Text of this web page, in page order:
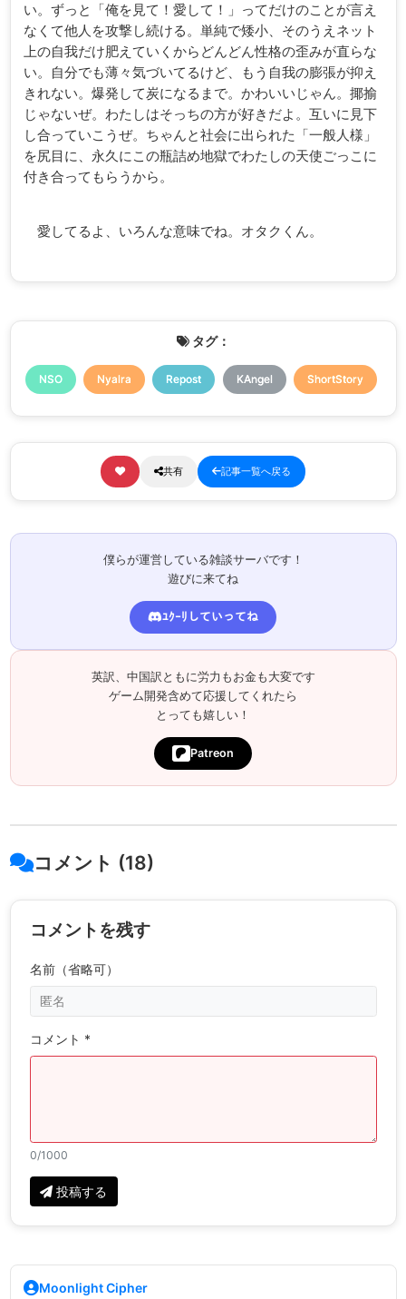
い。ずっと「俺を見て！愛して！」ってだけのことが言え
なくて他人を攻撃し続ける。単純で矮小、そのうえネット
上の自我だけ肥えていくからどんどん性格の歪みが直らな
い。自分でも薄々気づいてるけど、もう自我の膨張が抑え
きれない。爆発して炭になるまで。かわいいじゃん。揶揄
じゃないぜ。わたしはそっちの方が好きだよ。互いに見下
し合っていこうぜ。ちゃんと社会に出られた「一般人様」
を尻目に、永久にこの瓶詰め地獄でわたしの天使ごっこに
付き合ってもらうから。
愛してるよ、いろんな意味でね。オタクくん。
タグ：
NSO Nyalra Repost KAngel ShortStory
共有 記事一覧へ戻る
僕らが運営している雑談サーバです！
遊びに来てね
ﾕｸｰﾘしていってね
英訳、中国訳ともに労力もお金も大変です
ゲーム開発含めて応援してくれたら
とっても嬉しい！
Patreon
コメント (18)
コメントを残す
名前（省略可）
コメント *
0/1000
投稿する
Moonlight Cipher